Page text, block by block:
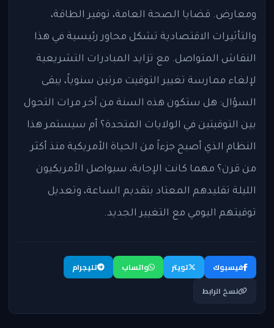
ومعارض. قضايا الصحة العامة، توفير الطاقة،
والتأثيرات الاقتصادية تشكل محاور رئيسية في هذا
النقاش المتواصل. مع تزايد المبادرات التشريعية
لإلغاء ممارسة تغيير التوقيت مرتين سنوياً، يبقى
السؤال: هل ستكون هذه السنة من آخر مرات التحول
بين التوقيتين في الولايات المتحدة؟ أم سيستمر هذا
النظام الذي أصبح جزءاً من الحياة الأمريكية منذ أكثر
من قرن؟ مهما كانت الإجابة، سيواصل الأمريكيون
الليلة تقليدهم المعتاد بتقديم الساعة، وتعديل
توقيتهم اليومي مع التغيير الجديد.
فيسبوك تويتر واتساب
تليجرام
نسخ الرابط